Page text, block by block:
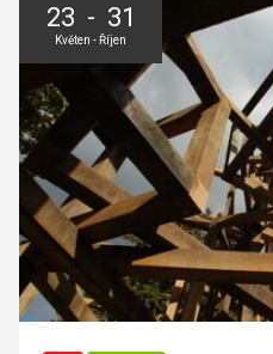
23 - 31
Květen - Říjen